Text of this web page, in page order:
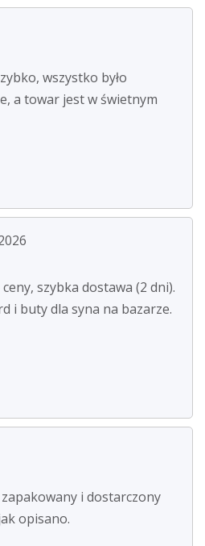
wszystko było
a towar jest w świetnym
szybka dostawa (2 dni).
i buty dla syna na bazarze.
i dostarczony
opisano.